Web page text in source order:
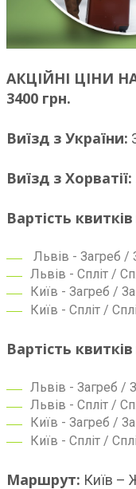
АКЦІЙНІ ЦІНИ
3400 грн.
Виїзд з України:
Виїзд з Хорватії:
Вартість
Львів - Загреб /
Львів - Спліт /
Київ - Загреб /
Київ - Спліт /
Вартість
Львів - Загреб /
Львів - Спліт /
Київ - Загреб /
Київ - Спліт /
Маршрут: Київ –